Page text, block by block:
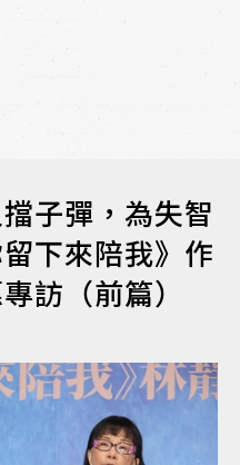
子彈，為失智
下來陪我》作
訪（前篇）